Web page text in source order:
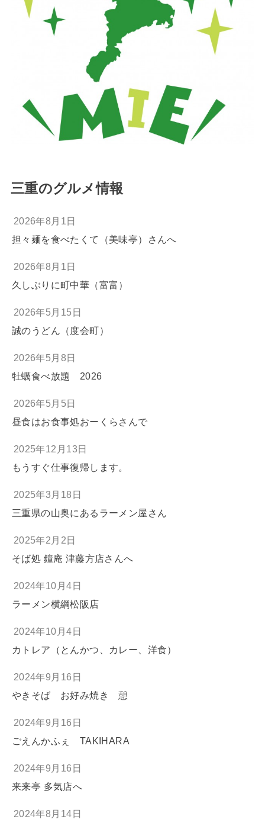
三重のグルメ情報
2026年8月1日
担々麺を食べたくて（美味亭）さんへ
2026年8月1日
久しぶりに町中華（富富）
2026年5月15日
誠のうどん（度会町）
2026年5月8日
牡蠣食べ放題 2026
2026年5月5日
昼食はお食事処おーくらさんで
2025年12月13日
もうすぐ仕事復帰します。
2025年3月18日
三重県の山奥にあるラーメン屋さん
2025年2月2日
そば処 鐘庵 津藤方店さんへ
2024年10月4日
ラーメン横綱松阪店
2024年10月4日
カトレア（とんかつ、カレー、洋食）
2024年9月16日
やきそば お好み焼き 憩
2024年9月16日
ごえんかふぇ TAKIHARA
2024年9月16日
来来亭 多気店へ
2024年8月14日